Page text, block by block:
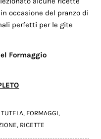
occasione del pranzo di
perfetti per le gite
Formaggio
, FORMAGGI,
, RICETTE